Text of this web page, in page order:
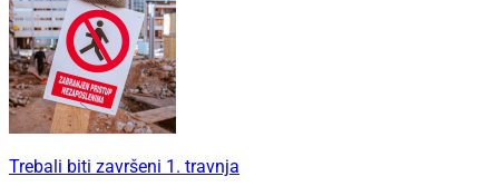
Trebali biti završeni 1. travnja